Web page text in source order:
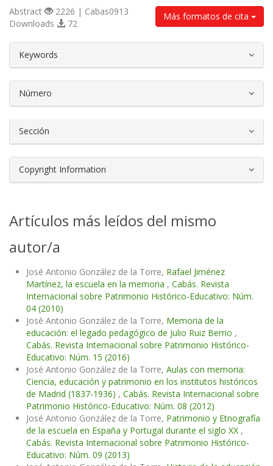
Más formatos de cita
Abstract
2226 | Cabas0913
Downloads
72
Keywords
Número
Sección
Copyright Information
Artículos más leídos del mismo
autor/a
José Antonio González de la Torre, Rafael Jiménez
Martínez, la escuela en la memoria , Cabás. Revista
Internacional sobre Patrimonio Histórico-Educativo: Núm.
04 (2010)
José Antonio González de la Torre, Memoria de la
educación: el legado pedagógico de Julio Ruiz Berrio ,
Cabás. Revista Internacional sobre Patrimonio Histórico-
Educativo: Núm. 15 (2016)
José Antonio González de la Torre, Aulas con memoria:
Ciencia, educación y patrimonio en los institutos históricos
de Madrid (1837-1936) , Cabás. Revista Internacional sobre
Patrimonio Histórico-Educativo: Núm. 08 (2012)
José Antonio González de la Torre, Patrimonio y Etnografía
de la escuela en España y Portugal durante el siglo XX ,
Cabás. Revista Internacional sobre Patrimonio Histórico-
Educativo: Núm. 09 (2013)